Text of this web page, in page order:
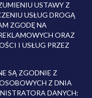
USTAWY Z
USŁUG DROGĄ
ZGODĘ NA
ORAZ
I USŁUG PRZEZ
SĄ ZGODNIE Z
Z DNIA
DANYCH: